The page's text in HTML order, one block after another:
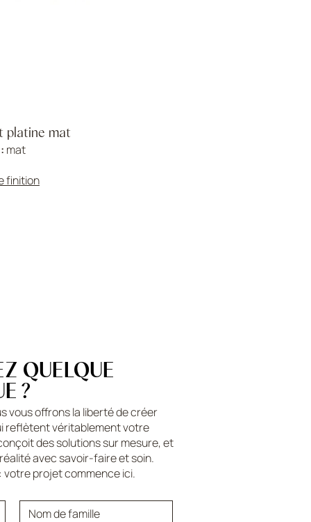
platine mat
mat
finition
QUELQUE
?
vous offrons la liberté de créer
reflètent véritablement votre
des solutions sur mesure, et
avec savoir-faire et soin.
votre projet commence ici.